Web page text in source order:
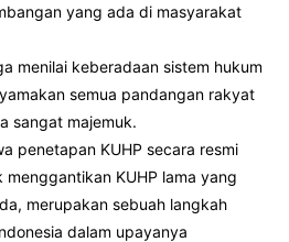
yang ada di masyarakat
menilai keberadaan sistem hukum
semua pandangan rakyat
sangat majemuk.
penetapan KUHP secara resmi
KUHP lama yang
merupakan sebuah langkah
dalam upayanya